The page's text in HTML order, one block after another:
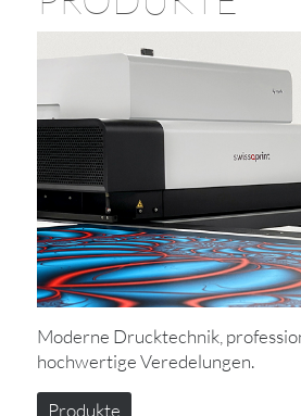
Moderne Drucktechnik,
hochwertige Veredelungen.
Produkte